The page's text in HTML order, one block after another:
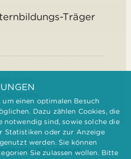
Träger
DATENSCHUTZ
KONTAKT
einen optimalen Besuch
Dazu zählen Cookies, die
notwendig sind, sowie solche die
Statistiken oder zur Anzeige
werden. Sie können
Sie zulassen wollen. Bitte